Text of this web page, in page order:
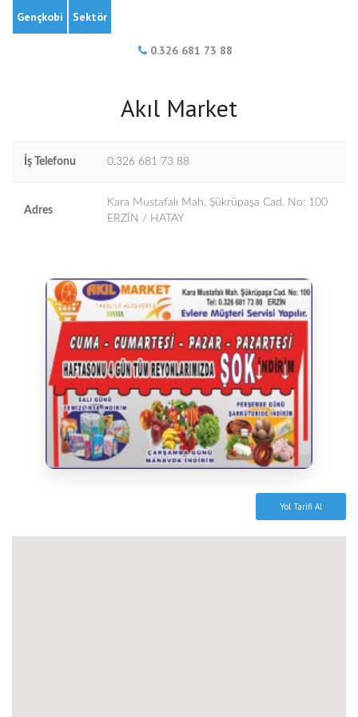
Gençkobi Sektör
0.326 681 73 88
Akıl Market
İş Telefonu 0.326 681 73 88
Adres
Kara Mustafalı Mah. Şükrüpaşa Cad. No: 100
ERZİN / HATAY
Yol Tarifi Al